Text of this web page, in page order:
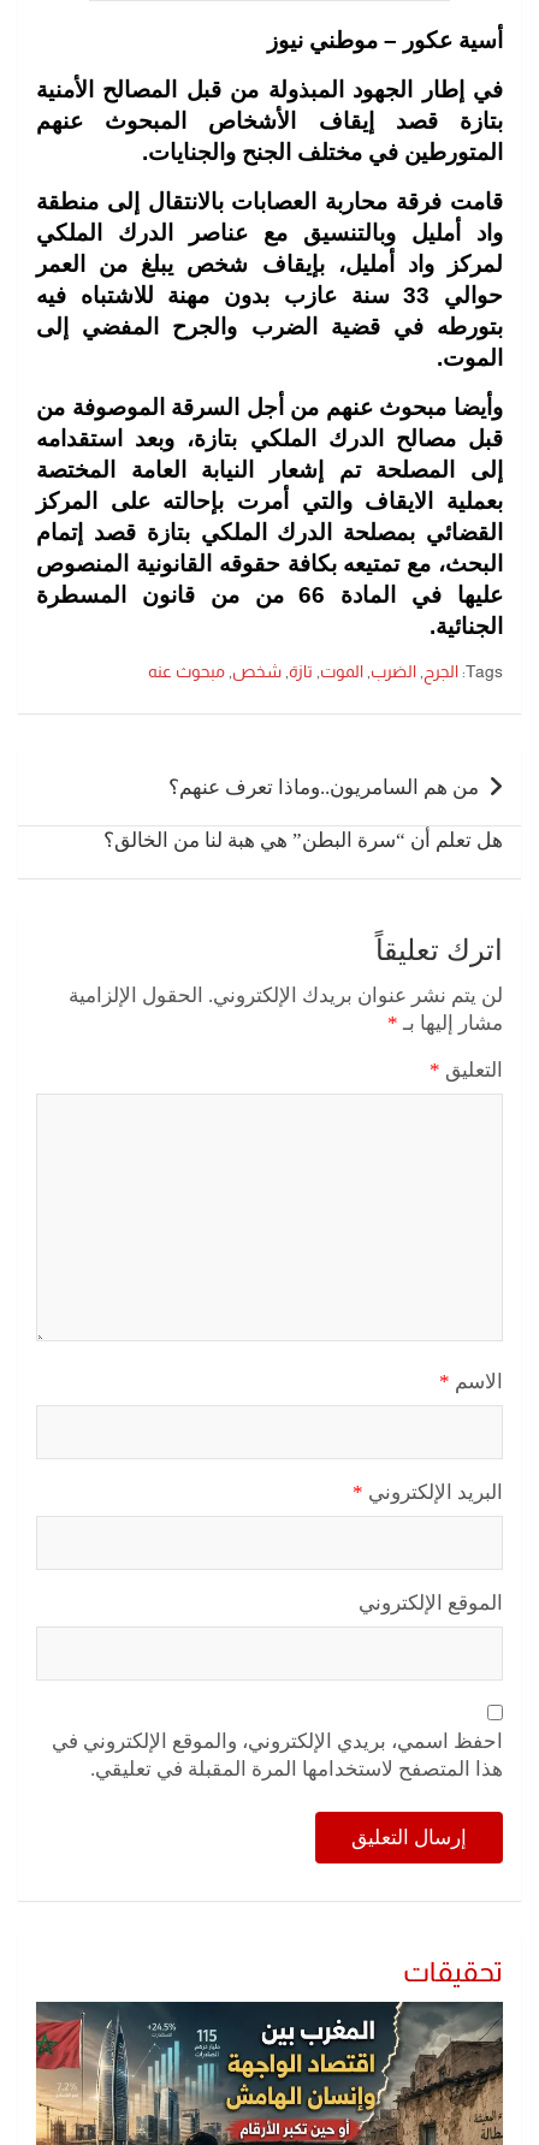
أسية عكور – موطني نيوز
في إطار الجهود المبذولة من قبل المصالح الأمنية
بتازة قصد إيقاف الأشخاص المبحوث عنهم
المتورطين في مختلف الجنح والجنايات.
قامت فرقة محاربة العصابات بالانتقال إلى منطقة
واد أمليل وبالتنسيق مع عناصر الدرك الملكي
لمركز واد أمليل، بإيقاف شخص يبلغ من العمر
حوالي 33 سنة عازب بدون مهنة للاشتباه فيه
بتورطه في قضية الضرب والجرح المفضي إلى
الموت.
وأيضا مبحوث عنهم من أجل السرقة الموصوفة من
قبل مصالح الدرك الملكي بتازة، وبعد استقدامه
إلى المصلحة تم إشعار النيابة العامة المختصة
بعملية الايقاف والتي أمرت بإحالته على المركز
القضائي بمصلحة الدرك الملكي بتازة قصد إتمام
البحث، مع تمتيعه بكافة حقوقه القانونية المنصوص
عليها في المادة 66 من من قانون المسطرة
الجنائية.
Tags: الجرح, الضرب, الموت, تازة, شخص, مبحوث عنه
المقالاتمن هم السامريون..وماذا تعرف عنهم؟
هل تعلم أن “سرة البطن” هي هبة لنا من الخالق؟
اترك تعليقاً
لن يتم نشر عنوان بريدك الإلكتروني. الحقول الإلزامية
مشار إليها بـ *
التعليق *
الاسم *
البريد الإلكتروني *
الموقع الإلكتروني
احفظ اسمي، بريدي الإلكتروني، والموقع الإلكتروني في
هذا المتصفح لاستخدامها المرة المقبلة في تعليقي.
تحقيقات